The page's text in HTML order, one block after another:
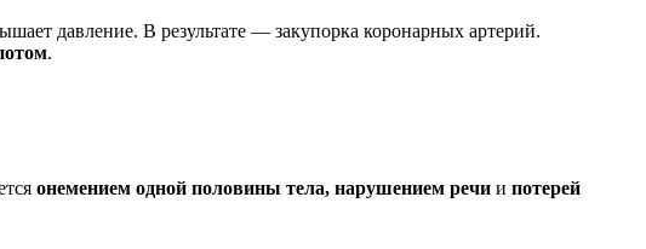
давление. В результате — закупорка коронарных артерий.
.
онемением одной половины тела, нарушением речи и потерей